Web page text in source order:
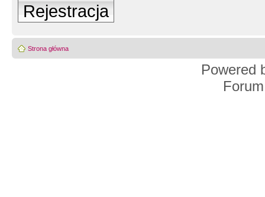
Rejestracja
Strona główna
Powered